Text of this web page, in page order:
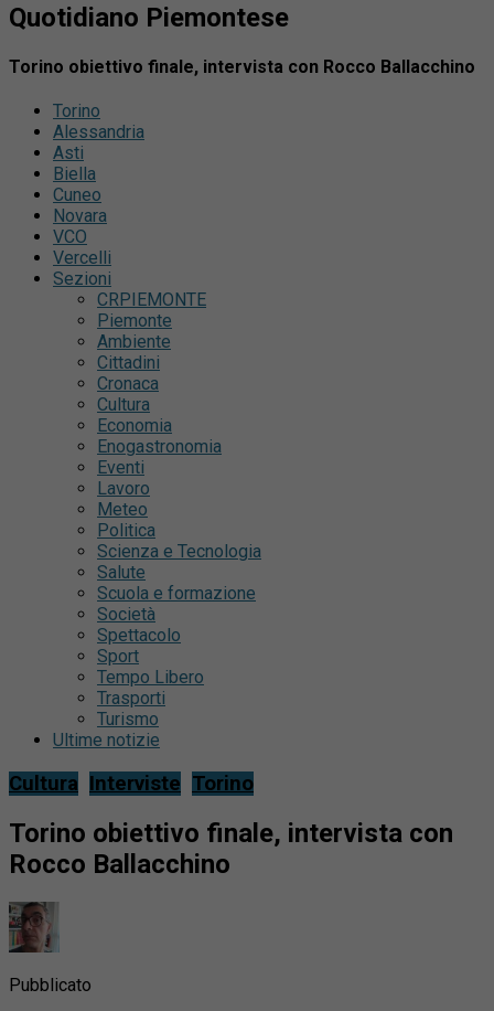
Quotidiano Piemontese
Torino obiettivo finale, intervista con Rocco Ballacchino
Torino
Alessandria
Asti
Biella
Cuneo
Novara
VCO
Vercelli
Sezioni
CRPIEMONTE
Piemonte
Ambiente
Cittadini
Cronaca
Cultura
Economia
Enogastronomia
Eventi
Lavoro
Meteo
Politica
Scienza e Tecnologia
Salute
Scuola e formazione
Società
Spettacolo
Sport
Tempo Libero
Trasporti
Turismo
Ultime notizie
Cultura Interviste Torino
Torino obiettivo finale, intervista con
Rocco Ballacchino
Pubblicato